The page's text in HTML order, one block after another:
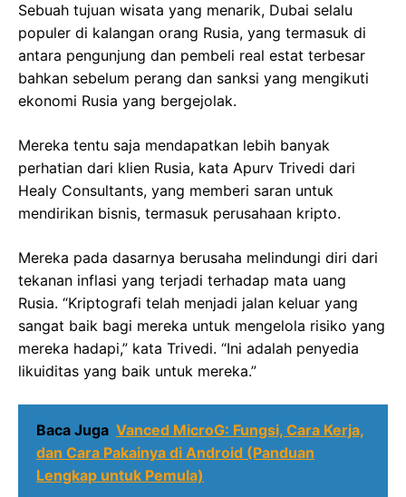
Sebuah tujuan wisata yang menarik, Dubai selalu
populer di kalangan orang Rusia, yang termasuk di
antara pengunjung dan pembeli real estat terbesar
bahkan sebelum perang dan sanksi yang mengikuti
ekonomi Rusia yang bergejolak.
Mereka tentu saja mendapatkan lebih banyak
perhatian dari klien Rusia, kata Apurv Trivedi dari
Healy Consultants, yang memberi saran untuk
mendirikan bisnis, termasuk perusahaan kripto.
Mereka pada dasarnya berusaha melindungi diri dari
tekanan inflasi yang terjadi terhadap mata uang
Rusia. “Kriptografi telah menjadi jalan keluar yang
sangat baik bagi mereka untuk mengelola risiko yang
mereka hadapi,” kata Trivedi. “Ini adalah penyedia
likuiditas yang baik untuk mereka.”
Baca Juga Vanced MicroG: Fungsi, Cara Kerja,
dan Cara Pakainya di Android (Panduan
Lengkap untuk Pemula)